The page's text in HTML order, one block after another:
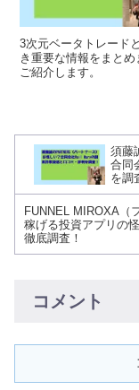
3次元ベータトレード
き重要な情報をまと
ご紹介します。
須藤
合同
を調
FUNNEL MIROXA（
稼げる投資アプリの
徹底調査！
コメント